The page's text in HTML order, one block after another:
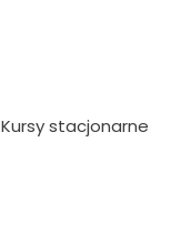
Kursy stacjonarne